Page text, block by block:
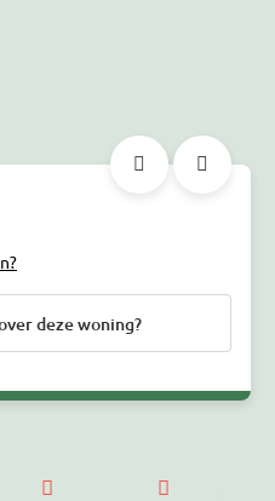
deze woning?